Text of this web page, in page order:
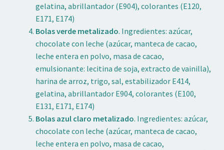
gelatina, abrillantador (E904), colorantes (E120,
E171, E174)
Bolas verde metalizado. Ingredientes: azúcar,
chocolate con leche (azúcar, manteca de cacao,
leche entera en polvo, masa de cacao,
emulsionante: lecitina de soja, extracto de vainilla),
harina de arroz, trigo, sal, estabilizador E414,
gelatina, abrillantador E904, colorantes (E100,
E131, E171, E174)
Bolas azul claro metalizado. Ingredientes: azúcar,
chocolate con leche (azúcar, manteca de cacao,
leche entera en polvo, masa de cacao,